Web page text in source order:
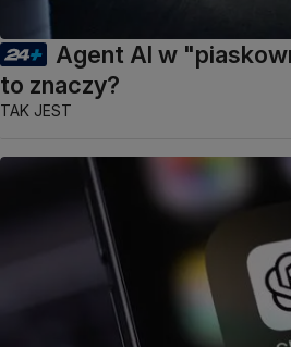
Agent AI w
to znaczy?
TAK JEST